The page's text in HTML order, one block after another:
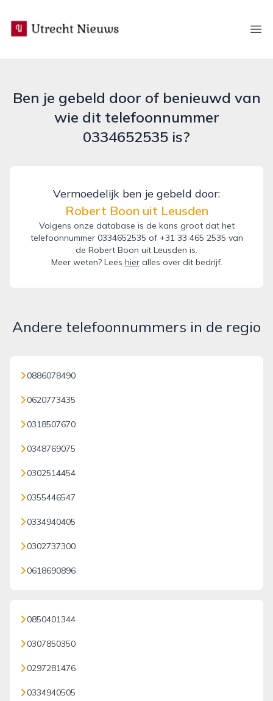
utrecht-nieuws.nl
Ben je gebeld door of benieuwd van
wie dit telefoonnummer
0334652535 is?
Vermoedelijk ben je gebeld door:
Robert Boon uit Leusden
Volgens onze database is de kans groot dat het
telefoonnummer 0334652535 of +31 33 465 2535 van
de Robert Boon uit Leusden is.
Meer weten? Lees hieralles over dit bedrijf.
Andere telefoonnummers in de regio
0886078490
0620773435
0318507670
0348769075
0302514454
0355446547
0334940405
0302737300
0618690896
0850401344
0307850350
0297281476
0334940505